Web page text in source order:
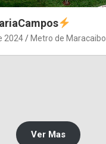
2024 Metro de Maracaibo
Ver Mas